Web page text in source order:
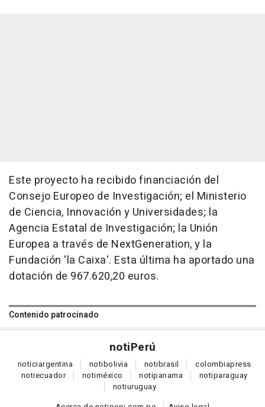
Este proyecto ha recibido financiación del
Consejo Europeo de Investigación; el Ministerio
de Ciencia, Innovación y Universidades; la
Agencia Estatal de Investigación; la Unión
Europea a través de NextGeneration, y la
Fundación 'la Caixa'. Esta última ha aportado una
dotación de 967.620,20 euros.
Contenido patrocinado
notiPerú
noticiargentina notibolivia notibrasil colombiapress
notiecuador notiméxico notipanama notiparaguay
notiuruguay